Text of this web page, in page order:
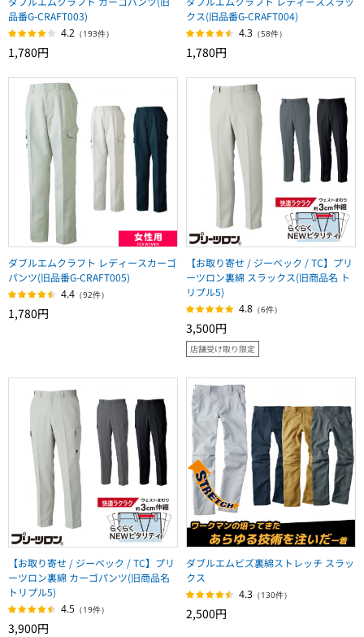
品番G-CRAFT003)
4.2 （193件）
1,780円
クス(旧品番G-CRAFT004)
4.3 （58件）
1,780円
ダブルエムクラフト レディースカーゴ
パンツ(旧品番G-CRAFT005)
4.4 （92件）
1,780円
【お取り寄せ / ジーベック / TC】プリ
ーツロン裏綿 スラックス(旧商品名 ト
リプル5)
4.8 （6件）
3,500円
店舗受け取り限定
【お取り寄せ / ジーベック / TC】プリ
ーツロン裏綿 カーゴパンツ(旧商品名
トリプル5)
4.5 （19件）
3,900円
ダブルエムビズ裏綿ストレッチ スラッ
クス
4.3 （130件）
2,500円